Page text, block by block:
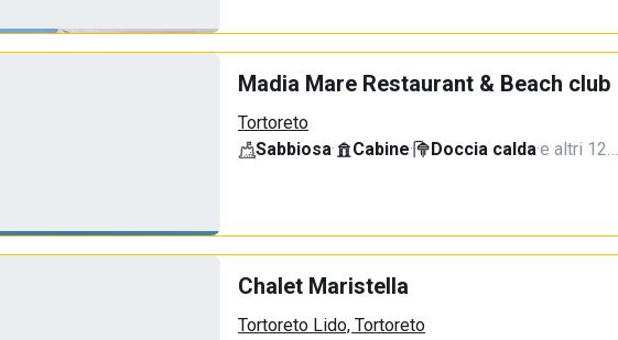
Madia Mare Restaurant & Beach club
Tortoreto
Sabbiosa· Cabine· Doccia calda·e altri 12…
Chalet Maristella
Tortoreto Lido, Tortoreto